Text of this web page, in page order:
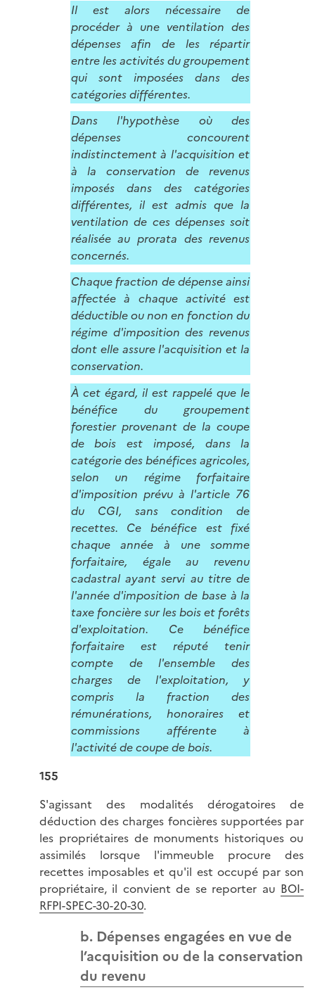
Il est alors nécessaire de
procéder à une ventilation des
dépenses afin de les répartir
entre les activités du groupement
qui sont imposées dans des
catégories différentes.
Dans l'hypothèse où des
dépenses concourent
indistinctement à l'acquisition et
à la conservation de revenus
imposés dans des catégories
différentes, il est admis que la
ventilation de ces dépenses soit
réalisée au prorata des revenus
concernés.
Chaque fraction de dépense ainsi
affectée à chaque activité est
déductible ou non en fonction du
régime d'imposition des revenus
dont elle assure l'acquisition et la
conservation.
À cet égard, il est rappelé que le
bénéfice du groupement
forestier provenant de la coupe
de bois est imposé, dans la
catégorie des bénéfices agricoles,
selon un régime forfaitaire
d'imposition prévu à l'article 76
du CGI, sans condition de
recettes. Ce bénéfice est fixé
chaque année à une somme
forfaitaire, égale au revenu
cadastral ayant servi au titre de
l'année d'imposition de base à la
taxe foncière sur les bois et forêts
d'exploitation. Ce bénéfice
forfaitaire est réputé tenir
compte de l'ensemble des
charges de l'exploitation, y
compris la fraction des
rémunérations, honoraires et
commissions afférente à
l'activité de coupe de bois.
155
S'agissant des modalités dérogatoires de
déduction des charges foncières supportées par
les propriétaires de monuments historiques ou
assimilés lorsque l'immeuble procure des
recettes imposables et qu'il est occupé par son
propriétaire, il convient de se reporter au BOI-
RFPI-SPEC-30-20-30.
b. Dépenses engagées en vue de
l’acquisition ou de la conservation
du revenu